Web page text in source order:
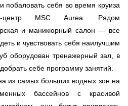
себя во время круиза
центр MSC Aurea. Рядом
и маникюрный салон — все
и чувствовать себя наилучшим
оборудован тренажерный зал, в
себе программу занятий.
из самых больших водных зон на
бассейнов с красивой